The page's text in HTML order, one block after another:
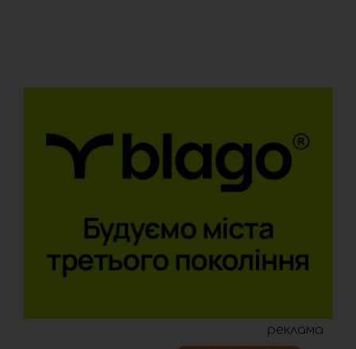
реклама